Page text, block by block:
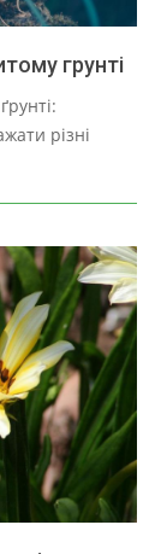
грунті
різні